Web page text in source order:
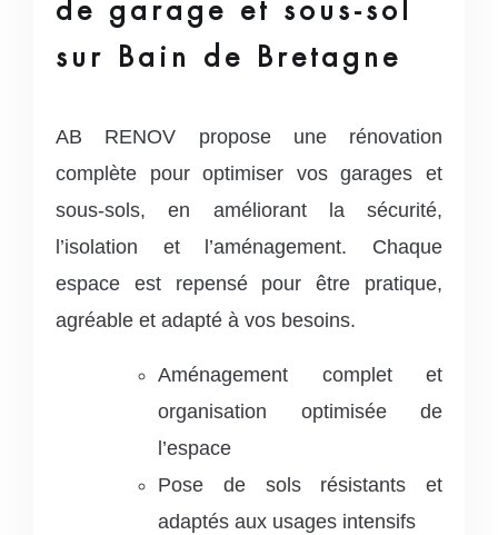
de garage et sous-sol
sur Bain de Bretagne
AB RENOV propose une rénovation
complète pour optimiser vos garages et
sous-sols, en améliorant la sécurité,
l’isolation et l’aménagement. Chaque
espace est repensé pour être pratique,
agréable et adapté à vos besoins.
Aménagement complet et
organisation optimisée de
l’espace
Pose de sols résistants et
adaptés aux usages intensifs